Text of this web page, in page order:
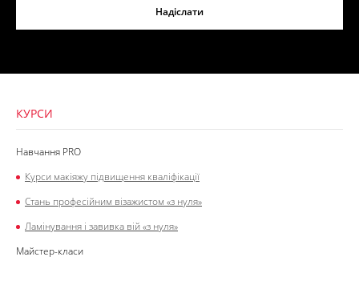
Надіслати
КУРСИ
Навчання PRO
Курси макіяжу підвищення кваліфікації
Стань професійним візажистом «з нуля»
Ламінування і завивка вій «з нуля»
Майстер-класи